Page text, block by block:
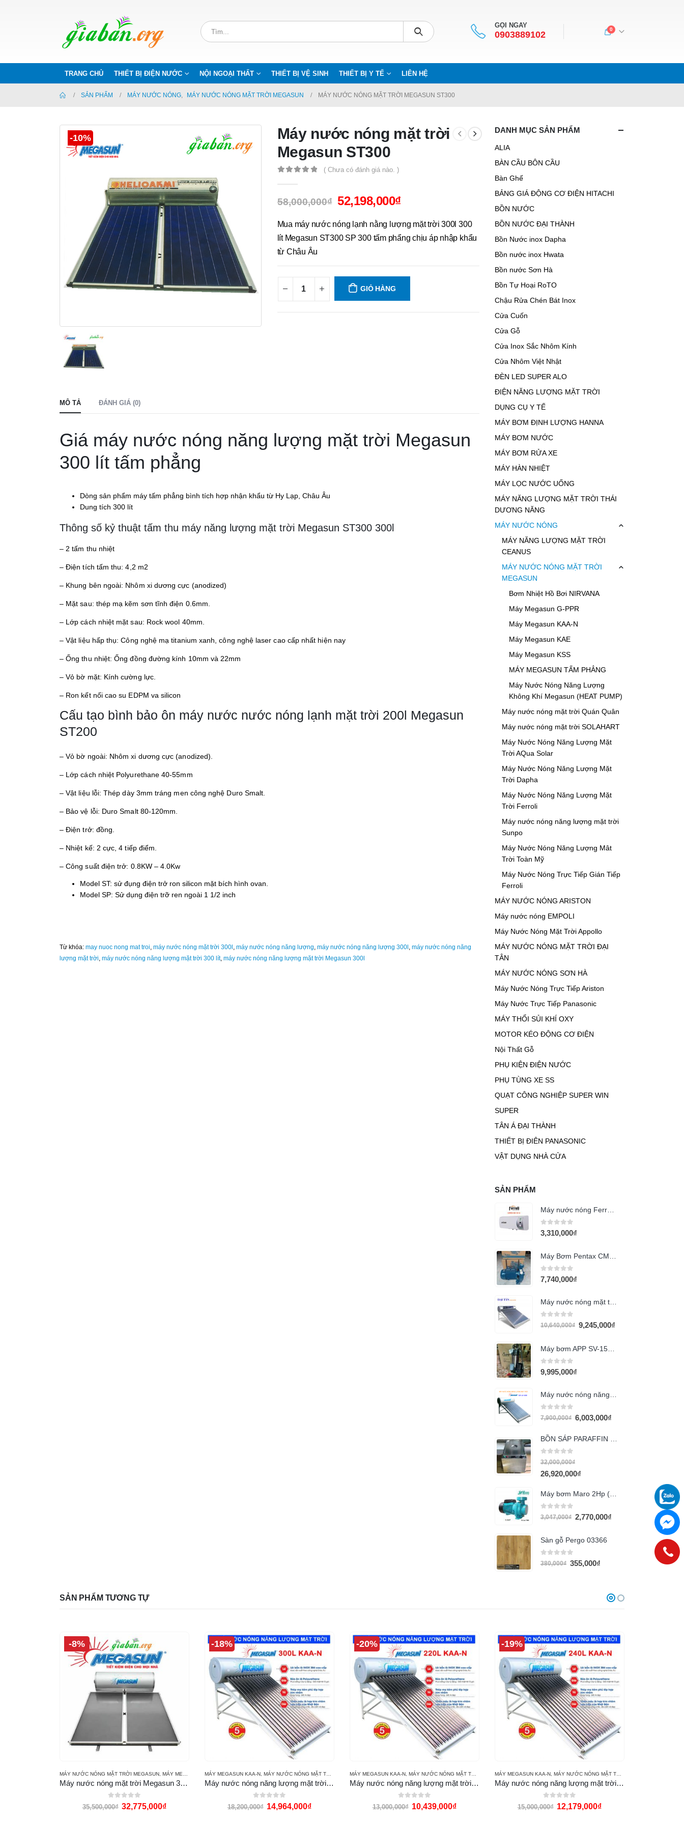
GỌI NGAY
0903889102
0
TRANG CHỦ THIẾT BỊ ĐIỆN NƯỚC NỘI NGOẠI THẤT THIẾT BỊ VỆ SINH THIẾT BỊ Y TẾ LIÊN HỆ
SẢN PHẨM MÁY NƯỚC NÓNG, MÁY NƯỚC NÓNG MẶT TRỜI MEGASUN MÁY NƯỚC NÓNG MẶT TRỜI MEGASUN ST300
-10%
Máy nước nóng mặt trời
Megasun ST300
( Chưa có đánh giá nào. )
58,000,000₫ 52,198,000₫
Mua máy nước nóng lạnh nằng lượng mặt trời 300l 300
lít Megasun ST300 SP 300 tấm phẩng chịu áp nhập khẩu
từ Châu Âu
GIỎ HÀNG
MÔ TẢ ĐÁNH GIÁ (0)
Giá máy nước nóng năng lượng mặt trời Megasun
300 lít tấm phẳng
Dòng sản phẩm máy tấm phẳng bình tích hợp nhận khẩu từ Hy Lạp, Châu Âu
Dung tích 300 lít
Thông số kỷ thuật tấm thu máy năng lượng mặt trời Megasun ST300 300l
– 2 tấm thu nhiệt
– Điện tích tấm thu: 4,2 m2
– Khung bên ngoài: Nhôm xi dương cực (anodized)
– Mặt sau: thép mạ kẽm sơn tĩnh điện 0.6mm.
– Lớp cách nhiệt mặt sau: Rock wool 40mm.
– Vật liệu hấp thụ: Công nghệ mạ titanium xanh, công nghệ laser cao cấp nhất hiện nay
– Ống thu nhiệt: Ống đồng đường kính 10mm và 22mm
– Vỏ bờ mặt: Kính cường lực.
– Ron kết nối cao su EDPM va silicon
Cấu tạo bình bảo ôn máy nước nước nóng lạnh mặt trời 200l Megasun
ST200
– Vỏ bờ ngoài: Nhôm xi dương cực (anodized).
– Lớp cách nhiệt Polyurethane 40-55mm
– Vật liệu lỗi: Thép dày 3mm tráng men công nghệ Duro Smalt.
– Bảo vệ lỗi: Duro Smalt 80-120mm.
– Điện trở: đồng.
– Nhiệt kế: 2 cực, 4 tiếp điểm.
– Công suất điện trở: 0.8KW – 4.0Kw
Model ST: sử đụng điện trở ron silicon mặt bích hình ovan.
Model SP: Sử dụng điện trỡ ren ngoài 1 1/2 inch
Từ khóa: may nuoc nong mat troi, máy nước nóng mặt trời 300l , máy nước nóng năng lượng, máy nước nóng năng lượng 300l , máy nước nóng năng
lượng mặt trời, máy nước nóng năng lượng mặt trời 300 lít, máy nước nóng năng lượng mặt trời Megasun 300l
DANH MỤC SẢN PHẨM
ALIA
BÀN CẦU BÔN CẦU
Bàn Ghế
BẢNG GIÁ ĐỘNG CƠ ĐIỆN HITACHI
BỒN NƯỚC
BỒN NƯỚC ĐẠI THÀNH
Bồn Nước inox Dapha
Bồn nước inox Hwata
Bồn nước Sơn Hà
Bồn Tự Hoại RoTO
Chậu Rửa Chén Bát Inox
Cửa Cuốn
Cửa Gỗ
Cửa Inox Sắc Nhôm Kính
Cửa Nhôm Việt Nhật
ĐÈN LED SUPER ALO
ĐIỆN NĂNG LƯỢNG MẶT TRỜI
DỤNG CỤ Y TẾ
MÁY BƠM ĐỊNH LƯỢNG HANNA
MÁY BƠM NƯỚC
MÁY BƠM RỬA XE
MÁY HÀN NHIỆT
MÁY LỌC NƯỚC UỐNG
MÁY NĂNG LƯỢNG MẶT TRỜI THÁI
DƯƠNG NĂNG
MÁY NƯỚC NÓNG
MÁY NĂNG LƯỢNG MẶT TRỜI
CEANUS
MÁY NƯỚC NÓNG MẶT TRỜI
MEGASUN
Bơm Nhiệt Hồ Bơi NIRVANA
Máy Megasun G-PPR
Máy Megasun KAA-N
Máy Megasun KAE
Máy Megasun KSS
MÁY MEGASUN TẤM PHẲNG
Máy Nước Nóng Năng Lượng
Không Khí Megasun (HEAT PUMP)
Máy nước nóng mặt trời Quán Quân
Máy nước nóng mặt trời SOLAHART
Máy Nước Nóng Năng Lượng Mặt
Trời AQua Solar
Máy Nước Nóng Năng Lượng Mặt
Trời Dapha
Máy Nước Nóng Năng Lượng Mặt
Trời Ferroli
Máy nước nóng năng lượng mặt trời
Sunpo
Máy Nước Nóng Năng Lượng Mât
Trời Toàn Mỹ
Máy Nước Nóng Trực Tiếp Gián Tiếp
Ferroli
MÁY NƯỚC NÓNG ARISTON
Máy nước nóng EMPOLI
Máy Nước Nóng Mặt Trời Appollo
MÁY NƯỚC NÓNG MẶT TRỜI ĐẠI
TÂN
MÁY NƯỚC NÓNG SƠN HÀ
Máy Nước Nóng Trực Tiếp Ariston
Máy Nước Trực Tiếp Panasonic
MÁY THỔI SỦI KHÍ OXY
MOTOR KÉO ĐỘNG CƠ ĐIỆN
Nội Thất Gỗ
PHỤ KIỆN ĐIỆN NƯỚC
PHỤ TÙNG XE SS
QUẠT CÔNG NGHIỆP SUPER WIN
SUPER
TÂN Á ĐẠI THÀNH
THIẾT BỊ ĐIÊN PANASONIC
VẬT DỤNG NHÀ CỬA
SẢN PHẨM
0out of 5
3,310,000₫
0out of 5
7,740,000₫
0 out of 5
10,640,000₫ 9,245,000₫
0 out of 5
9,995,000₫
0 out of 5
7,900,000₫ 6,003,000₫
0 out of 5
32,000,000₫
26,920,000₫
0 out of 5
3,047,000₫ 2,770,000₫
Sàn gỗ Pergo 03366
0out of 5
380,000₫ 355,000₫
SẢN PHẨM TƯƠNG TỰ
-8%
MÁY NƯỚC NÓNG MẶT TRỜI MEGASUN MÁY MEGASUN TẤM PHẲNG
Máy nước nóng mặt trời Megasun 300L MGS300CA
0 out of 5
35,500,000₫ 32,775,000₫
-18%
MÁY MEGASUN KAA-N MÁY NƯỚC NÓNG MẶT TRỜI MEGASUN
Máy nước nóng năng lượng mặt trời Megasun 300l KAA-N
0 out of 5
18,200,000₫ 14,964,000₫
-20%
MÁY MEGASUN KAA-N MÁY NƯỚC NÓNG MẶT TRỜI MEGASUN
Máy nước nóng năng lượng mặt trời Megasun 200l KAA-N
0 out of 5
13,000,000₫ 10,439,000₫
-19%
MÁY MEGASUN KAA-N MÁY NƯỚC NÓNG MẶT TRỜI MEGASUN
Máy nước nóng năng lượng mặt trời Megasun 240l KAA-N
0 out of 5
15,000,000₫ 12,179,000₫